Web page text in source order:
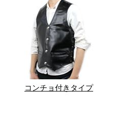
コンチョ付きタイプ